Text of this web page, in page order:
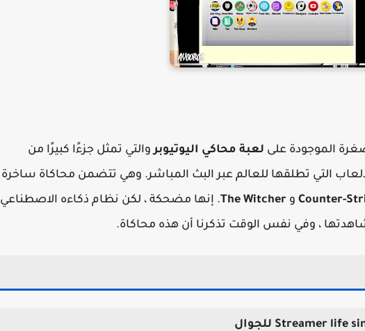
الموجودة على لعبة محاكي اليوتيوبروالتي تمثل جزءًا كبيرًا من
التي تطلقها للعالم عبر البث المباشر. وهي تتضمن محاكاة ساخرة
Counter- و The Witcher. إنها مضحكة ، لكن نظام ذكاءه الاصطناعي
، وفي نفس الوقت تذكرنا أن هذه محاكاة.